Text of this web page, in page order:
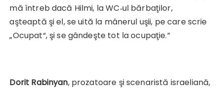
mă întreb dacă Hilmi, la WC‑ul bărbaţilor,
aşteaptă şi el, se uită la mânerul uşii, pe care scrie
„Ocupat“, şi se gândeşte tot la ocupaţie.”
Dorit Rabinyan, prozatoare şi scenaristă israeliană,